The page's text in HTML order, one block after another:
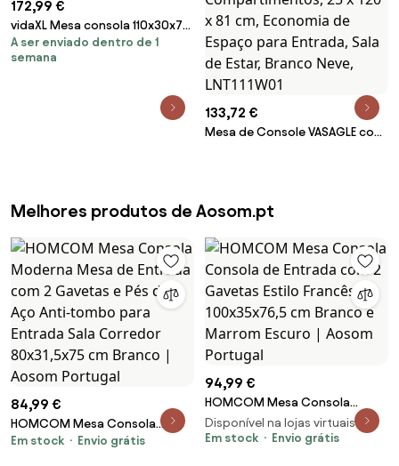
172,99 €
vidaXL Mesa consola 110x30x76
cm derivados de madeira
branco
A ser enviado dentro de 1
semana
133,72 €
Mesa de Console VASAGLE com
Entrada, Sala de Estar, Branco
Neve, LNT111W01
Melhores produtos de Aosom.pt
84,99 €
HOMCOM Mesa Consola
Moderna Mesa de Entrada com
Em stock Envio grátis
94,99 €
HOMCOM Mesa Consola
Consola de Entrada com 2
Gavetas Estilo Francês
Disponível na lojas virtuais 2
Em stock
Envio grátis